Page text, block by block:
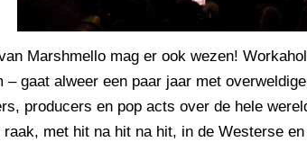
Marshmello mag er ook wezen!
gaat alweer een paar jaar met
producers en pop acts over de hele
met hit na hit na hit, in de Westerse